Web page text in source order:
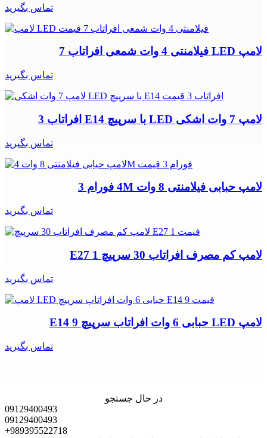
تماس بگیرید
لامپ LED فیلامنتی 4 وات شمعی افراتاب 7
تماس بگیرید
لامپ 7 وات اشکی LED با سرپیچ E14 افراتاب 3
تماس بگیرید
لامپ حبابی فیلامنتی 8 وات 4M فورام 3
تماس بگیرید
لامپ کم مصرف افراتاب 30 سرپیچ E27 1
تماس بگیرید
لامپ LED حبابی 6 وات افراتاب سرپیچ E14 9
تماس بگیرید
در حال جستجو
09129400493
09129400493
+989395522718